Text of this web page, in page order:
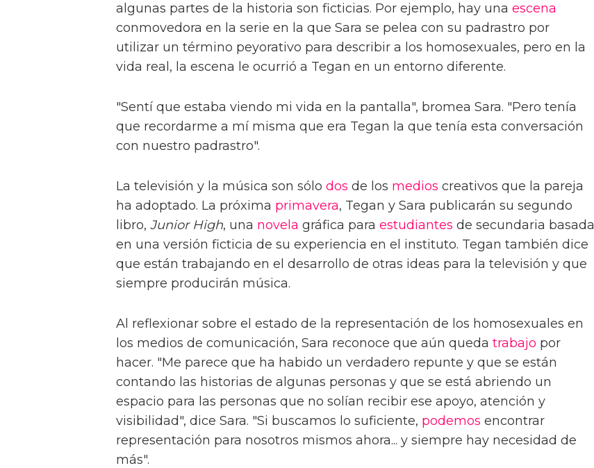
algunas partes de la historia son ficticias. Por ejemplo, hay una escena
conmovedora en la serie en la que Sara se pelea con su padrastro por
utilizar un término peyorativo para describir a los homosexuales, pero en la
vida real, la escena le ocurrió a Tegan en un entorno diferente.
"Sentí que estaba viendo mi vida en la pantalla", bromea Sara. "Pero tenía
que recordarme a mí misma que era Tegan la que tenía esta conversación
con nuestro padrastro".
La televisión y la música son sólo dos de los medios creativos que la pareja
ha adoptado. La próxima primavera, Tegan y Sara publicarán su segundo
libro, Junior High, una novela gráfica para estudiantes de secundaria basada
en una versión ficticia de su experiencia en el instituto. Tegan también dice
que están trabajando en el desarrollo de otras ideas para la televisión y que
siempre producirán música.
Al reflexionar sobre el estado de la representación de los homosexuales en
los medios de comunicación, Sara reconoce que aún queda trabajo por
hacer. "Me parece que ha habido un verdadero repunte y que se están
contando las historias de algunas personas y que se está abriendo un
espacio para las personas que no solían recibir ese apoyo, atención y
visibilidad", dice Sara. "Si buscamos lo suficiente, podemos encontrar
representación para nosotros mismos ahora... y siempre hay necesidad de
más".